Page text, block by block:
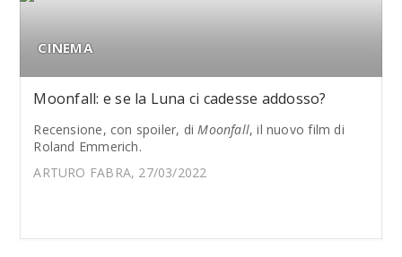
CINEMA
Moonfall: e se la Luna ci cadesse addosso?
Recensione, con spoiler, diMoonfall, il nuovo film di
Roland Emmerich.
ARTURO FABRA, 27/03/2022